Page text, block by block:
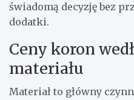
świadomą decyzję bez
dodatki.
Ceny koron
materiału
Materiał to główny